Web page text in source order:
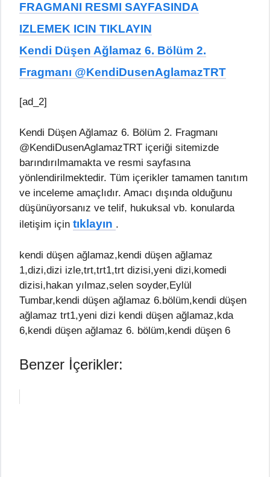
FRAGMANI RESMI SAYFASINDA
IZLEMEK ICIN TIKLAYIN
Kendi Düşen Ağlamaz 6. Bölüm 2.
Fragmanı @KendiDusenAglamazTRT
[ad_2]
Kendi Düşen Ağlamaz 6. Bölüm 2. Fragmanı
@KendiDusenAglamazTRT içeriği sitemizde
barındırılmamakta ve resmi sayfasına
yönlendirilmektedir. Tüm içerikler tamamen tanıtım
ve inceleme amaçlıdır. Amacı dışında olduğunu
düşünüyorsanız ve telif, hukuksal vb. konularda
iletişim için tıklayın .
kendi düşen ağlamaz,kendi düşen ağlamaz
1,dizi,dizi izle,trt,trt1,trt dizisi,yeni dizi,komedi
dizisi,hakan yılmaz,selen soyder,Eylül
Tumbar,kendi düşen ağlamaz 6.bölüm,kendi düşen
ağlamaz trt1,yeni dizi kendi düşen ağlamaz,kda
6,kendi düşen ağlamaz 6. bölüm,kendi düşen 6
Benzer İçerikler: